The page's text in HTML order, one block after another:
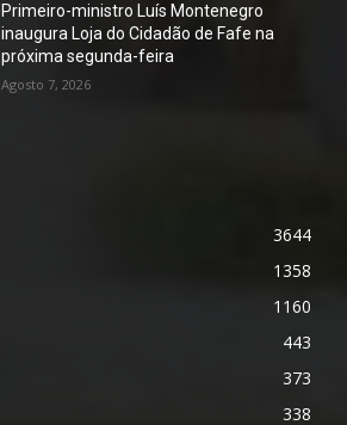
Primeiro-ministro Luís Montenegro
inaugura Loja do Cidadão de Fafe na
próxima segunda-feira
Agosto 7, 2026
3644
1358
1160
443
373
338